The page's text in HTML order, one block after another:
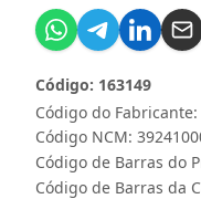
Código do Fabricante:
Código: 163149
Código NCM:
Código de Barras do
Código de Barras da